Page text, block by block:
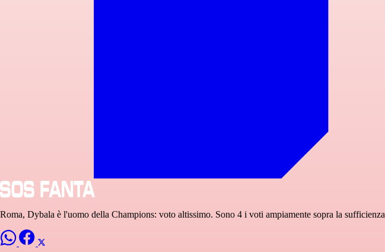
Roma, Dybala è l'uomo della Champions: voto altissimo. Sono 4 i voti ampiamente sopra la sufficienza